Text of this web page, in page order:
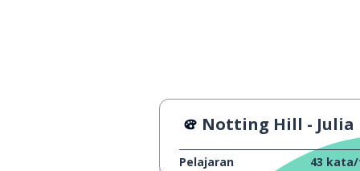
Notting Hill - Julia Roberts (Adegan
Pelajaran 43